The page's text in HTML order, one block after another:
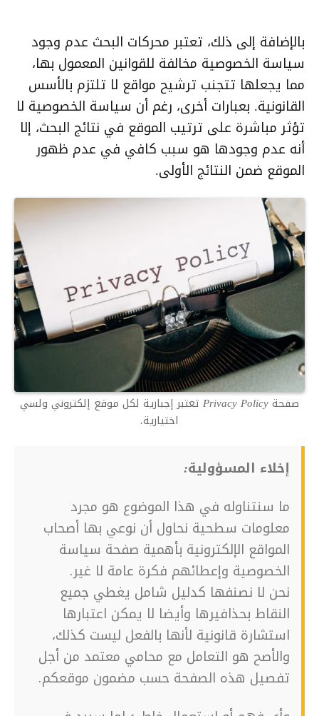
بالإضافة إلى ذلك، تعتبر محركات البحث عدم وجود
سياسة الخصوصية مخالفة للقوانين المعمول بها،
مما يجعلها تتجنب ترشيح مواقع لا تلتزم بالأسس
القانونية. بعبارات أخرى، رغم أن سياسة الخصوصية لا
تؤثر مباشرة على ترتيب الموقع في نتائج البحث، إلا
أنه عدم وجودها هو سبب كافي في عدم ظهور
الموقع ضمن النتائج الأولى.
صفحة Privacy Policy تعتبر إجبارية لكل موقع إلكتروني ولسي
اختيارية.
إخلاء المسؤولية:
ما سنتناوله في هذا الموضوع هو مجرد
معلومات سطحية نحاول أن نوعي بها أصحاب
المواقع الإلكترونية بأهمية صفحة سياسة
الخصوصية وإعطائهم فكرة عامة لا غير.
نحن لا نصنفها كدليل شامل يغطي جميع
النقاط بحذافيرها وأيضا لا يمكن اعتبارها
استشارة قانونية لأنها بالفعل ليست كذلك،
والأصح هو التعامل مع محامي معتمد من أجل
تفصيل هذه الصفحة حسب مضمون موقعكم.